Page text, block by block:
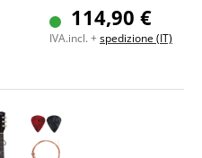
114,90 €
IVA.incl. +spedizione (IT)